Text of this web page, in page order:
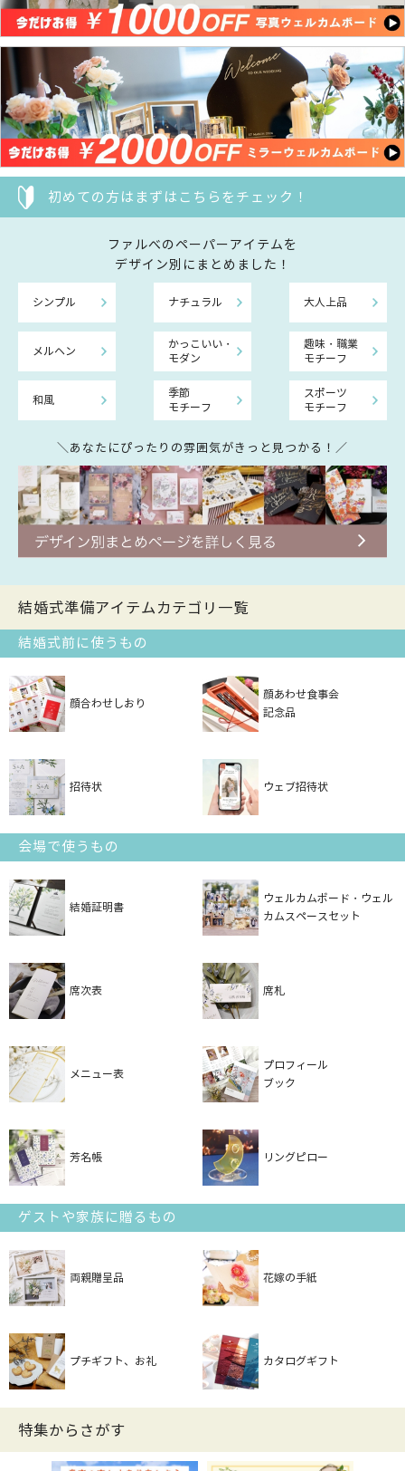
初めての方はまずはこちらをチェック！
ファルべのペーパーアイテムを
デザイン別にまとめました！
シンプル ナチュラル 大人上品
メルヘン
かっこいい・
モダン
趣味・職業
モチーフ
和風
季節
モチーフ
スポーツ
モチーフ
＼あなたにぴったりの雰囲気がきっと見つかる！／
結婚式準備アイテムカテゴリ一覧
結婚式前に使うもの
顔合わせしおり
顔あわせ食事会
記念品
招待状 ウェブ招待状
会場で使うもの
結婚証明書
ウェルカムボード・ウェル
カムスペースセット
席次表 席札
メニュー表
プロフィール
ブック
芳名帳 リングピロー
ゲストや家族に贈るもの
両親贈呈品 花嫁の手紙
プチギフト、お礼 カタログギフト
特集からさがす